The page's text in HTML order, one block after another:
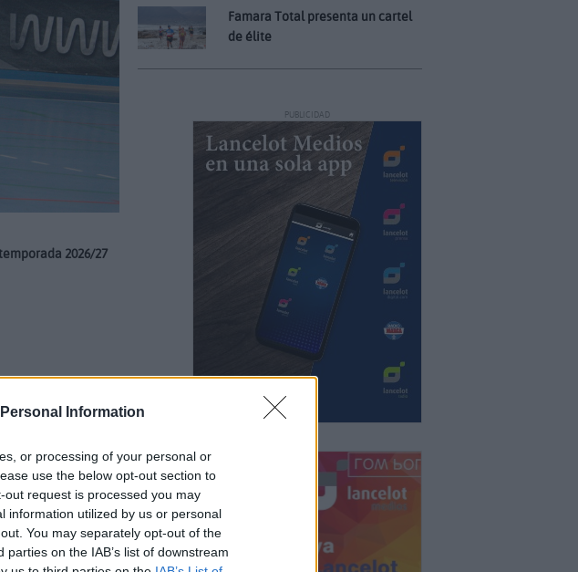
Information
or processing of your personal or
use the below opt-out section to
request is processed you may
information utilized by us or personal
You may separately opt-out of the
on the IAB’s list of downstream
2026/27
de sus dos
a nivel
Ciudad de
nueva campaña
para mí”,
errores, fuimos
Famara Total presenta un cartel
de élite
PUBLICIDAD